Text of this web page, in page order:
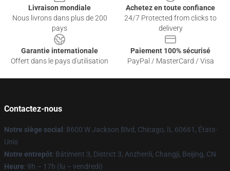
Livraison mondiale
Nous livrons dans plus de 200
pays
Achetez en toute confiance
24/7 Protected from clicks to
delivery
Garantie internationale
Offert dans le pays d'utilisation
Paiement 100% sécurisé
PayPal / MasterCard / Visa
Contactez-nous
Notre siège social : 8600 W Jackson Blvd, Chicago, IL 60661, États-
Unis
Notre entrepôt: Bâtiment 3, District 3, Anzhenli, Changji, Beijing, CN
Heure: 9h – 17h (lu – vendredi)